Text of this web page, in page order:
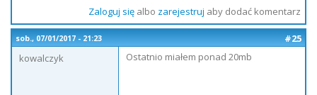
Zaloguj sięalbo zarejestruj aby dodać komentarz
sob., 07/01/2017 - 21:23
#25
kowalczyk
Ostatnio miałem ponad 20mb